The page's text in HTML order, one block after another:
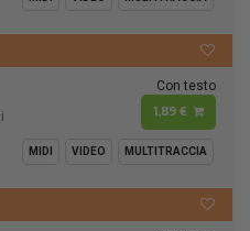
Con testo
1,89 €
MIDI VIDEO MULTITRACCIA